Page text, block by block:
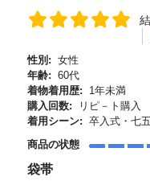
性別: 女性
年齢: 60代
着物着用歴:
1年未満
購入回数:
リピ－ト購入
着用シーン: 卒入式・七
商品の状態
袋帯